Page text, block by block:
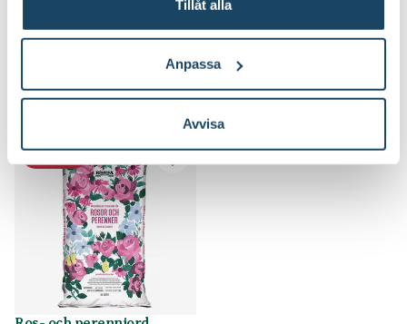
Tillåt alla
Anpassa
Avvisa
7990
Slut i lager
Till Produkten
till Hasselfors Ros & perennjord produktsida
199:-
Online
Till Produkten
till Binab t